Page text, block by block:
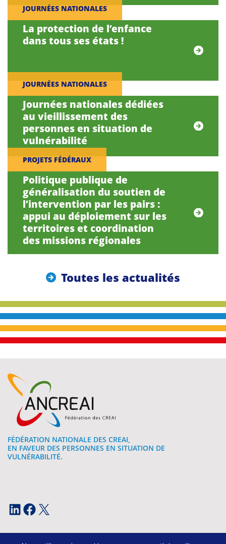
JOURNÉES NATIONALES
La protection de l’enfance
dans tous ses états !
JOURNÉES NATIONALES
Journées nationales dédiées
au vieillissement des
personnes en situation de
vulnérabilité
PROJETS FÉDÉRAUX
Politique publique de
généralisation du soutien de
l’intervention par les pairs :
appui au déploiement sur les
territoires et coordination
des missions régionales
Toutes les actualités
FÉDÉRATION NATIONALE DES CREAI,
EN FAVEUR DES PERSONNES EN SITUATION DE
VULNÉRABILITÉ.
LinkedIn Facebook X